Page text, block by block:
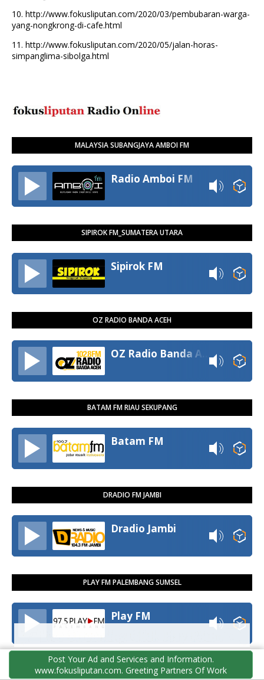
10. http://www.fokusliputan.com/2020/03/pembubaran-warga-
yang-nongkrong-di-cafe.html
11. http://www.fokusliputan.com/2020/05/jalan-horas-
simpanglima-sibolga.html
MALAYSIA SUBANGJAYA AMBOI FM
Radio Amboi FM
SIPIROK FM_SUMATERA UTARA
Sipirok FM
OZ RADIO BANDA ACEH
BATAM FM RIAU SEKUPANG
Batam FM
DRADIO FM JAMBI
Dradio Jambi
PLAY FM PALEMBANG SUMSEL
Play FM
RADIO WARNA PADANG SUMBAR
Post Your Ad and Services and Information.
www.fokusliputan.com. Greeting Partners Of Work